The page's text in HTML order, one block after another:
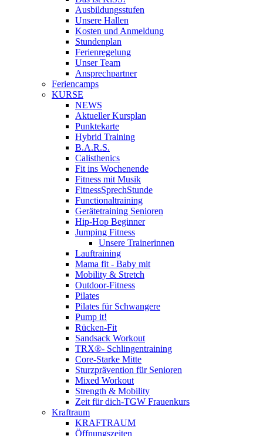
Ausbildungsstufen
Unsere Hallen
Kosten und Anmeldung
Stundenplan
Ferienregelung
Unser Team
Ansprechpartner
Feriencamps
KURSE
NEWS
Aktueller Kursplan
Punktekarte
Hybrid Training
B.A.R.S.
Calisthenics
Fit ins Wochenende
Fitness mit Musik
FitnessSprechStunde
Functionaltraining
Gerätetraining Senioren
Hip-Hop Beginner
Jumping Fitness
Unsere Trainerinnen
Lauftraining
Mama fit - Baby mit
Mobility & Stretch
Outdoor-Fitness
Pilates
Pilates für Schwangere
Pump it!
Rücken-Fit
Sandsack Workout
TRX®- Schlingentraining
Core-Starke Mitte
Sturzprävention für Senioren
Mixed Workout
Strength & Mobility
Zeit für dich-TGW Frauenkurs
Kraftraum
KRAFTRAUM
Öffnungszeiten